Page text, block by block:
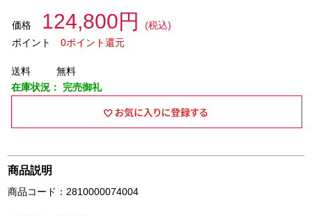
価格 124,800円
(税込)
ポイント
0ポイント還元
送料
無料
在庫状況： 完売御礼
商品説明
商品コード：2810000074004